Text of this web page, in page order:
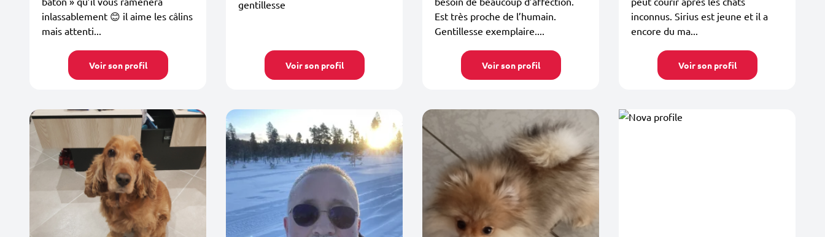
inlassablement 😊 il aime les câlins
mais attenti...
Voir son profil
gentillesse
Voir son profil
Est très proche de l’humain.
Gentillesse exemplaire....
Voir son profil
inconnus. Sirius est jeune et il a
encore du ma...
Voir son profil